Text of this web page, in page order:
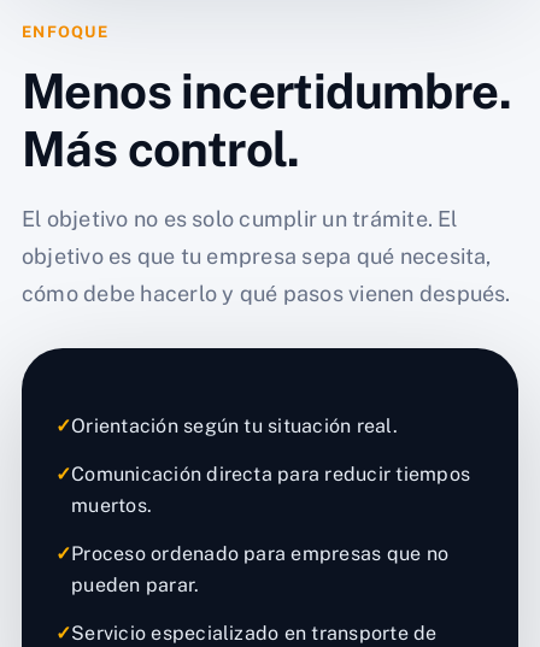
ENFOQUE
Menos incertidumbre.
Más control.
El objetivo no es solo cumplir un trámite. El
objetivo es que tu empresa sepa qué necesita,
cómo debe hacerlo y qué pasos vienen después.
✓Orientación según tu situación real.
✓Comunicación directa para reducir tiempos
muertos.
✓Proceso ordenado para empresas que no
pueden parar.
✓Servicio especializado en transporte de